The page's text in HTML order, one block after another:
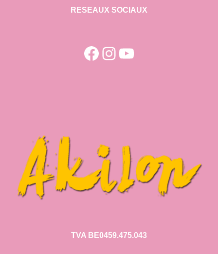
RESEAUX SOCIAUX
Facebook
Instagram
YouTube
TVA BE0459.475.043